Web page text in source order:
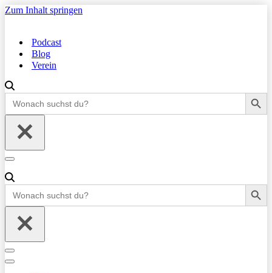
Zum Inhalt springen
Podcast
Blog
Verein
Search
for:
Search Button
Navigationsmenü
Search
for:
Search Button
Navigationsmenü
Navigationsmenü